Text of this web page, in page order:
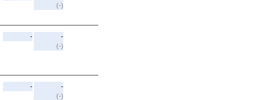
(-)
-
-
(-)
-
-
(-)